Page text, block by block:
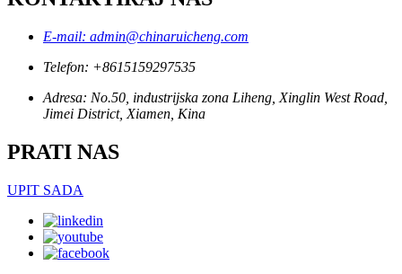
E-mail: admin@chinaruicheng.com
Telefon: +8615159297535
Adresa: No.50, industrijska zona Liheng, Xinglin West Road,
Jimei District, Xiamen, Kina
PRATI NAS
UPIT SADA